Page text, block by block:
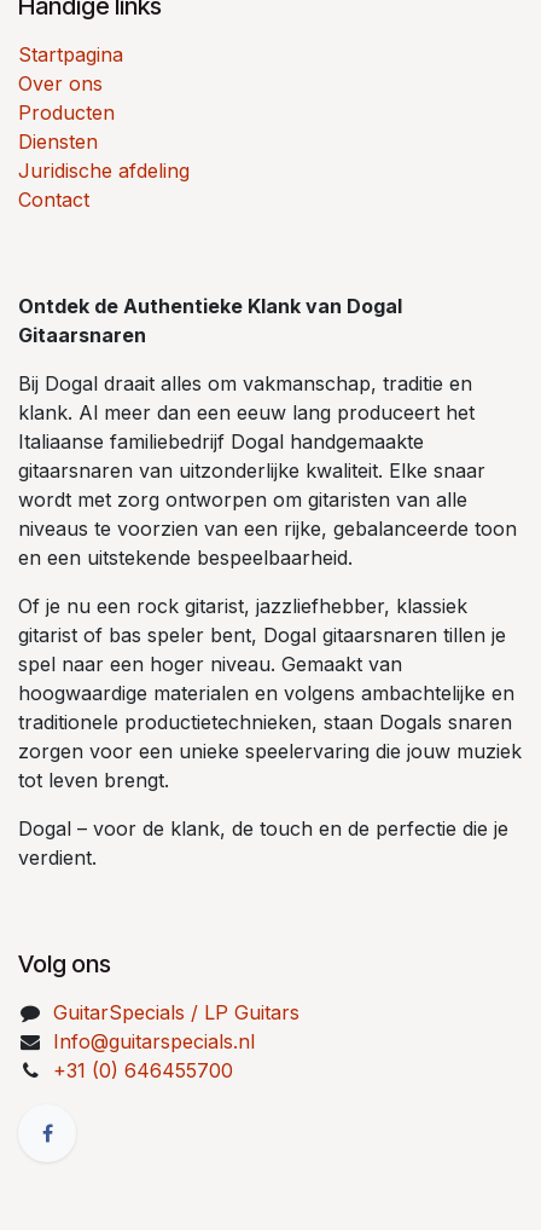
Startpagina
Over ons
Producten
Diensten
Juridische afdeling
Contact
Ontdek de Authentieke Klank van Dogal
Gitaarsnaren
Bij Dogal draait alles om vakmanschap, traditie en
klank. Al meer dan een eeuw lang produceert het
Italiaanse familiebedrijf Dogal handgemaakte
gitaarsnaren van uitzonderlijke kwaliteit. Elke snaar
wordt met zorg ontworpen om gitaristen van alle
niveaus te voorzien van een rijke, gebalanceerde toon
en een uitstekende bespeelbaarheid.
Of je nu een rock gitarist, jazzliefhebber, klassiek
gitarist of bas speler bent, Dogal gitaarsnaren tillen je
spel naar een hoger niveau. Gemaakt van
hoogwaardige materialen en volgens ambachtelijke en
traditionele productietechnieken, staan Dogals snaren
zorgen voor een unieke speelervaring die jouw muziek
tot leven brengt.
Dogal – voor de klank, de touch en de perfectie die je
verdient.
Volg ons
GuitarSpecials / LP Guitars
Info@guitarspecials.nl
+31 (0) 646455700